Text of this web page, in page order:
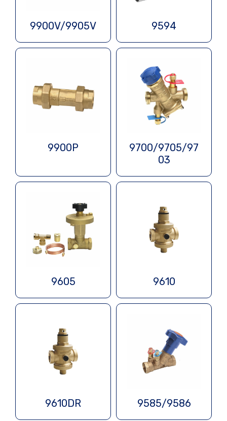
9900V/9905V 9594
9900P
9700/9705/97
03
9605 9610
9610DR 9585/9586